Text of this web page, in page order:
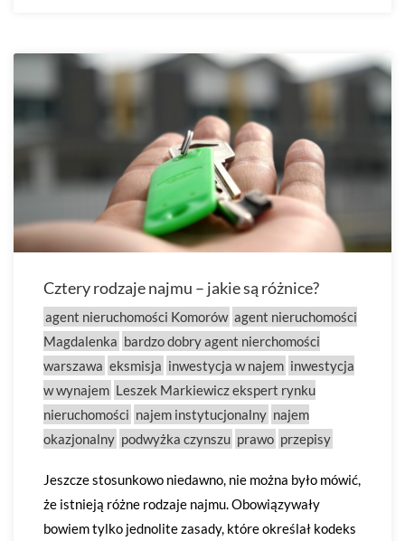
Cztery rodzaje najmu – jakie są różnice?
agent nieruchomości Komorów agent nieruchomości
Magdalenka bardzo dobry agent nierchomości
warszawa eksmisja inwestycja w najem inwestycja
w wynajem Leszek Markiewicz ekspert rynku
nieruchomości najem instytucjonalny najem
okazjonalny podwyżka czynszu prawo przepisy
Jeszcze stosunkowo niedawno, nie można było mówić,
że istnieją różne rodzaje najmu. Obowiązywały
bowiem tylko jednolite zasady, które określał kodeks